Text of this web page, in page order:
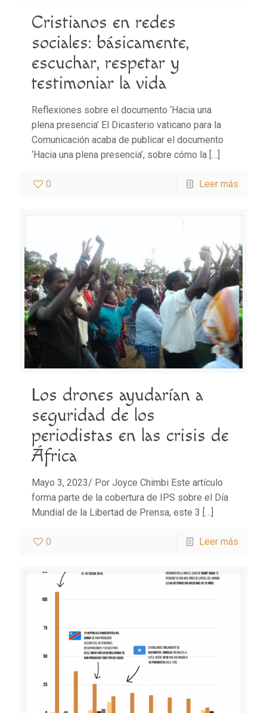
Cristianos en redes
sociales: básicamente,
escuchar, respetar y
testimoniar la vida
Reflexiones sobre el documento ‘Hacia una
plena presencia’ El Dicasterio vaticano para la
Comunicación acaba de publicar el documento
‘Hacia una plena presencia’, sobre cómo la […]
0 Leer más
Los drones ayudarían a
seguridad de los
periodistas en las crisis de
África
Mayo 3, 2023/ Por Joyce Chimbi Este artículo
forma parte de la cobertura de IPS sobre el Día
Mundial de la Libertad de Prensa, este 3 […]
0 Leer más